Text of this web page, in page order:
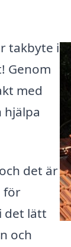
takbyte i
Genom
med
hjälpa
det är
för
det lätt
och